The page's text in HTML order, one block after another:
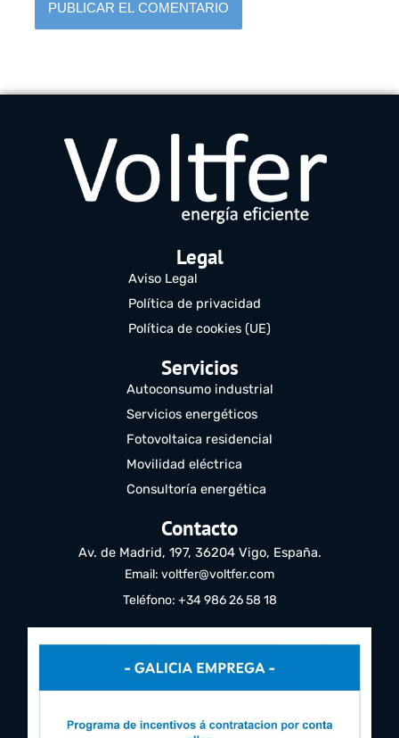
Legal
Aviso Legal
Política de privacidad
Política de cookies (UE)
Servicios
Autoconsumo industrial
Servicios energéticos
Fotovoltaica residencial
Movilidad eléctrica
Consultoría energética
Contacto
Av. de Madrid, 197, 36204 Vigo, España.
Email: voltfer@voltfer.com
Teléfono: +34 986 26 58 18